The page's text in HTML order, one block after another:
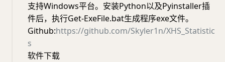
支持Windows平台。安装Python以及Pyinstaller插
件后，执行Get-ExeFile.bat生成程序exe文件。
Github:https://github.com/Skyler1n/XHS_Statistic
s
软件下载